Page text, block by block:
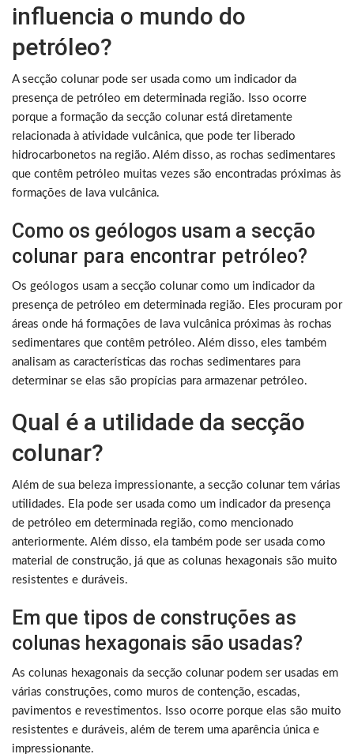
influencia o mundo do
petróleo?
A secção colunar pode ser usada como um indicador da
presença de petróleo em determinada região. Isso ocorre
porque a formação da secção colunar está diretamente
relacionada à atividade vulcânica, que pode ter liberado
hidrocarbonetos na região. Além disso, as rochas sedimentares
que contêm petróleo muitas vezes são encontradas próximas às
formações de lava vulcânica.
Como os geólogos usam a secção
colunar para encontrar petróleo?
Os geólogos usam a secção colunar como um indicador da
presença de petróleo em determinada região. Eles procuram por
áreas onde há formações de lava vulcânica próximas às rochas
sedimentares que contêm petróleo. Além disso, eles também
analisam as características das rochas sedimentares para
determinar se elas são propícias para armazenar petróleo.
Qual é a utilidade da secção
colunar?
Além de sua beleza impressionante, a secção colunar tem várias
utilidades. Ela pode ser usada como um indicador da presença
de petróleo em determinada região, como mencionado
anteriormente. Além disso, ela também pode ser usada como
material de construção, já que as colunas hexagonais são muito
resistentes e duráveis.
Em que tipos de construções as
colunas hexagonais são usadas?
As colunas hexagonais da secção colunar podem ser usadas em
várias construções, como muros de contenção, escadas,
pavimentos e revestimentos. Isso ocorre porque elas são muito
resistentes e duráveis, além de terem uma aparência única e
impressionante.